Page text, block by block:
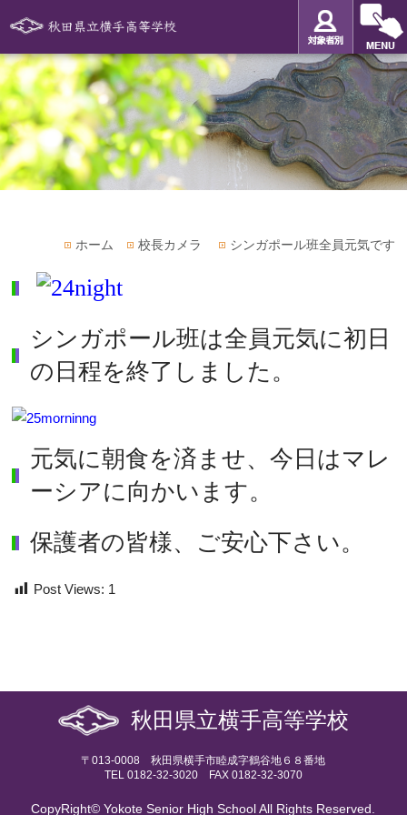
ホーム 校長カメラ シンガポール班全員元気です
シンガポール班は全員元気に初日
の日程を終了しました。
元気に朝食を済ませ、今日はマレ
ーシアに向かいます。
保護者の皆様、ご安心下さい。
Post Views: 1
秋田県立横手高等学校
〒013-0008 秋田県横手市睦成字鶴谷地６８番地
TEL 0182-32-3020 FAX 0182-32-3070
CopyRight© Yokote Senior High School All Rights Reserved.